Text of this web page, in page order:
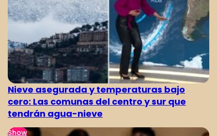
Nieve asegurada y temperaturas bajo
cero: Las comunas del centro y sur que
tendrán agua-nieve
Show